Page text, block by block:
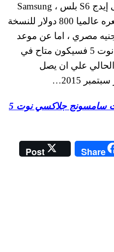
أما عن سعر هاتف جلاكسى إيدج S6 بلس ، Samsung
galaxy S6 edge plus ، فسعره عالميا 800 دولار للنسخة
32 جيجا ،حوالي 6500 جنيه مصري ، اما عن موعد
اصدار سامسونج جلاكسي نوت 5 فسيكون متاح في
علي ان يصل
2015…
الجديد ومواصفات سامسونج جلاكسي نوت 5
Share
Post